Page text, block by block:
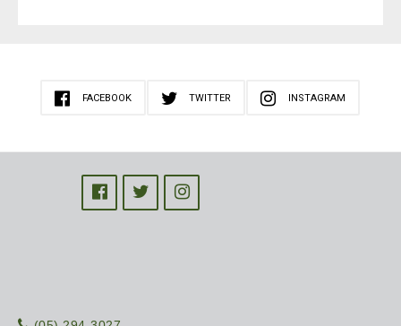
FACEBOOK TWITTER INSTAGRAM